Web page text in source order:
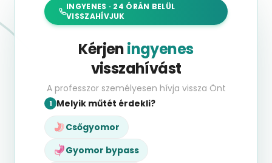
INGYENES · 24 ÓRÁN BELÜL
VISSZAHÍVJUK
Kérjeningyenes
visszahívást
A professzor személyesen hívja vissza Önt
1 Melyik műtét érdekli?
Csőgyomor
Gyomor bypass